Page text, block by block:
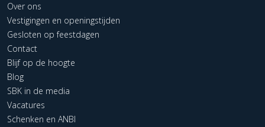
Over ons
Vestigingen en openingstijden
Gesloten op feestdagen
Contact
Blijf op de hoogte
Blog
SBK in de media
Vacatures
Schenken en ANBI